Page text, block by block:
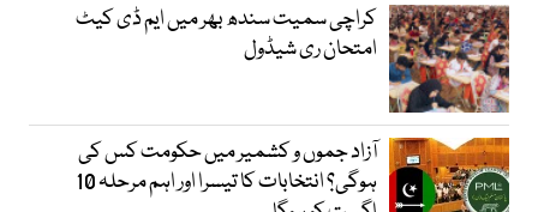
کراچی سمیت سندھ بھر میں ایم ڈی کیٹ
امتحان ری شیڈول
آزاد جموں و کشمیر میں حکومت کس کی
ہوگی؟ انتخابات کا تیسرا اور اہم مرحلہ 10